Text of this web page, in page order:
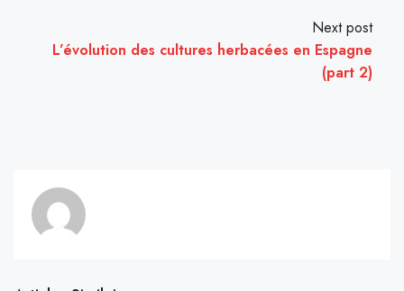
Next post
L’évolution des cultures herbacées en Espagne
(part 2)